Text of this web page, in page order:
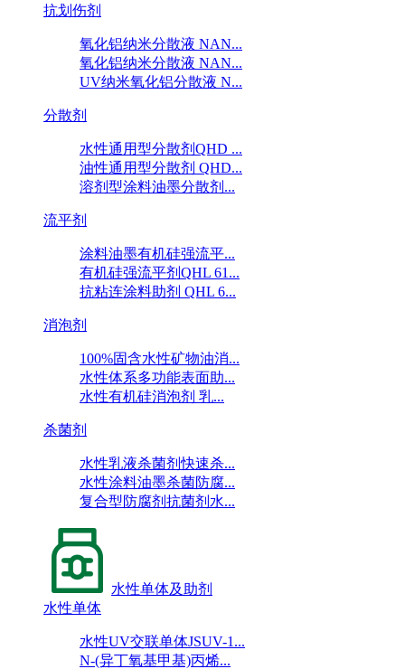
抗划伤剂
氧化铝纳米分散液 NAN...
氧化铝纳米分散液 NAN...
UV纳米氧化铝分散液 N...
分散剂
水性通用型分散剂QHD ...
油性通用型分散剂 QHD...
溶剂型涂料油墨分散剂...
流平剂
涂料油墨有机硅强流平...
有机硅强流平剂QHL 61...
抗粘连涂料助剂 QHL 6...
消泡剂
100%固含水性矿物油消...
水性体系多功能表面助...
水性有机硅消泡剂 乳...
杀菌剂
水性乳液杀菌剂快速杀...
水性涂料油墨杀菌防腐...
复合型防腐剂抗菌剂水...
水性单体及助剂
水性单体
水性UV交联单体JSUV-1...
N-(异丁氧基甲基)丙烯...